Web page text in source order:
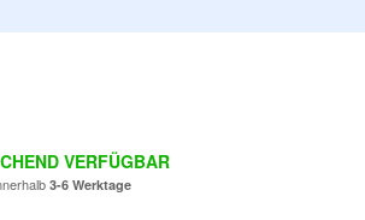
VERFÜGBAR
3-6 Werktage